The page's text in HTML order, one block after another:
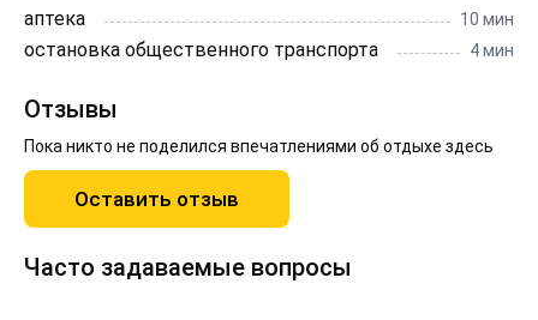
аптека 10 мин
остановка общественного транспорта 4 мин
Отзывы
Пока никто не поделился впечатлениями об отдыхе здесь
Оставить отзыв
Часто задаваемые вопросы